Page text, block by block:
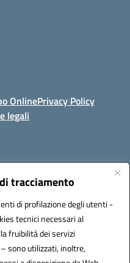
tracciamento
di profilazione degli utenti -
tecnici necessari al
fruibilità dei servizi
sono utilizzati, inoltre,
OnlinePrivacy Policy
legali
- Castellammare di Stabia
- PEC:
iPA: istsc_naic847006 -
elettronica (CUF):